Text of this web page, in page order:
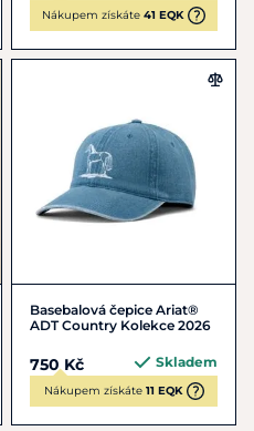
Nákupem získáte 41 EQK
Basebalová čepice Ariat®
ADT Country Kolekce 2026
750 Kč Skladem
Nákupem získáte 11 EQK